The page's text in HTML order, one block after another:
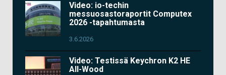
Video: io-techin
messuosastoraportit Computex
2026 -tapahtumasta
3.6.2026
Video: Testissä Keychron K2 HE
All-Wood